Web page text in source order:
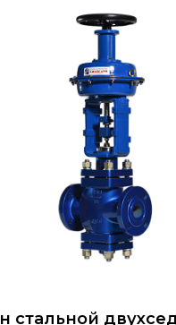
стальной